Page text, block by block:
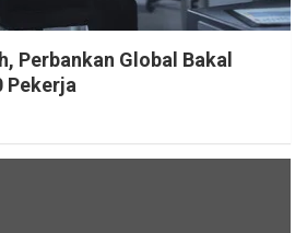
Perbankan Global Bakal
Pekerja